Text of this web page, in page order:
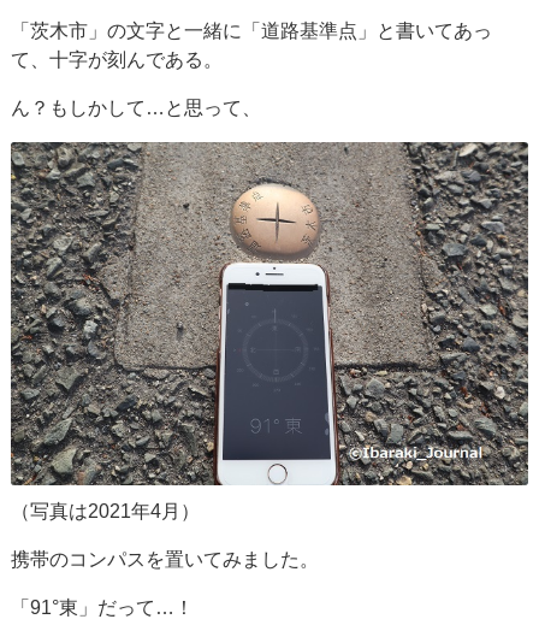
「茨木市」の文字と一緒に「道路基準点」と書いてあっ
て、十字が刻んである。
ん？もしかして…と思って、
（写真は2021年4月）
携帯のコンパスを置いてみました。
「91°東」だって…！